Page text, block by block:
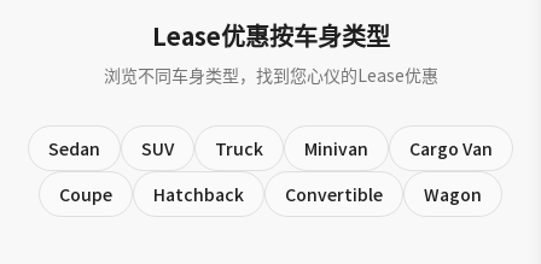
Lease优惠按车身类型
浏览不同车身类型，找到您心仪的Lease优惠
Sedan SUV Truck Minivan
Cargo Van
Coupe
Hatchback Convertible Wagon